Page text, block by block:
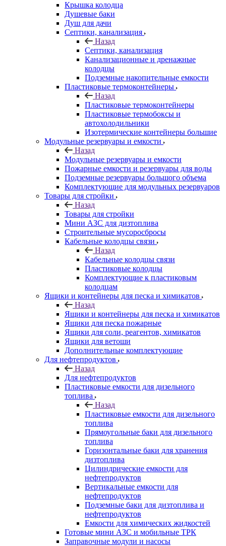
Крышка колодца
Душевые баки
Душ для дачи
Септики, канализация
Назад
Септики, канализация
Канализационные и дренажные
колодцы
Подземные накопительные емкости
Пластиковые термоконтейнеры
Назад
Пластиковые термоконтейнеры
Пластиковые термобоксы и
автохолодильники
Изотермические контейнеры большие
Модульные резервуары и емкости
Назад
Модульные резервуары и емкости
Пожарные емкости и резервуары для воды
Подземные резервуары большого объема
Комплектующие для модульных резервуаров
Товары для стройки
Назад
Товары для стройки
Мини АЗС для дизтоплива
Строительные мусоросбросы
Кабельные колодцы связи
Назад
Кабельные колодцы связи
Пластиковые колодцы
Комплектующие к пластиковым
колодцам
Ящики и контейнеры для песка и химикатов
Назад
Ящики и контейнеры для песка и химикатов
Ящики для песка пожарные
Ящики для соли, реагентов, химикатов
Ящики для ветоши
Дополнительные комплектующие
Для нефтепродуктов
Назад
Для нефтепродуктов
Пластиковые емкости для дизельного
топлива
Назад
Пластиковые емкости для дизельного
топлива
Прямоугольные баки для дизельного
топлива
Горизонтальные баки для хранения
дизтоплива
Цилиндрические емкости для
нефтепродуктов
Вертикальные емкости для
нефтепродуктов
Подземные баки для дизтоплива и
нефтепродуктов
Емкости для химических жидкостей
Готовые мини АЗС и мобильные ТРК
Заправочные модули и насосы